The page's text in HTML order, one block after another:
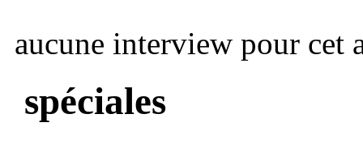
aucune interview pour cet
spéciales